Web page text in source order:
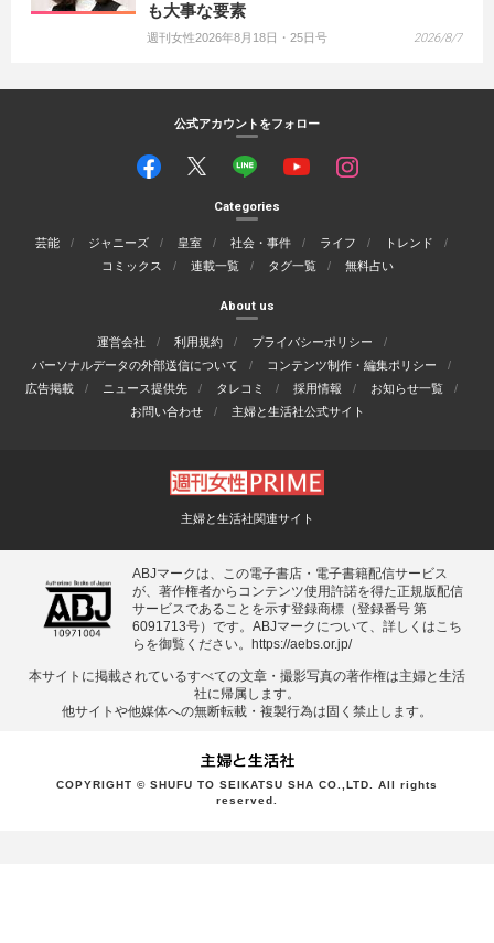
も大事な要素
週刊女性2026年8月18日・25日号 2026/8/7
公式アカウントをフォロー
Categories
芸能 ジャニーズ 皇室 社会・事件 ライフ
トレンド
コミックス
連載一覧 タグ一覧 無料占い
About us
運営会社 利用規約
プライバシーポリシー
パーソナルデータの外部送信について
コンテンツ制作・編集ポリシー
広告掲載
ニュース提供先 タレコミ 採用情報
お知らせ一覧
お問い合わせ
主婦と生活社公式サイト
主婦と生活社関連サイト
ABJマークは、この電子書店・電子書籍配信サービス
が、著作権者からコンテンツ使用許諾を得た正規版配信
サービスであることを示す登録商標（登録番号 第
6091713号）です。ABJマークについて、詳しくはこち
らを御覧ください。
https://aebs.or.jp/
本サイトに掲載されているすべての⽂章・撮影写真の著作権は主婦と⽣活
社に帰属します。
他サイトや他媒体への無断転載・複製⾏為は固く禁⽌します。
COPYRIGHT © SHUFU TO SEIKATSU SHA CO.,LTD. All rights
reserved.